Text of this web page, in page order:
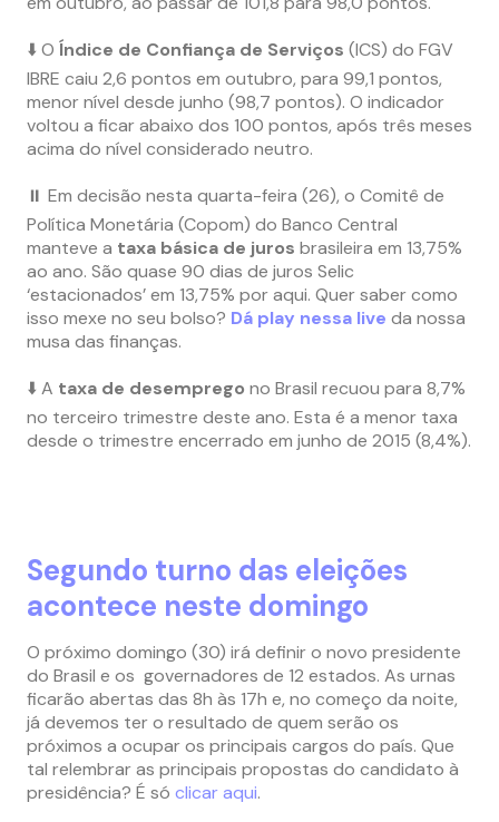
⬇️ O Índice de Confiança de Serviços (ICS) do FGV
IBRE caiu 2,6 pontos em outubro, para 99,1 pontos,
menor nível desde junho (98,7 pontos). O indicador
voltou a ficar abaixo dos 100 pontos, após três meses
acima do nível considerado neutro.
⏸ Em decisão nesta quarta-feira (26), o Comitê de
Política Monetária (Copom) do Banco Central
manteve a taxa básica de juros brasileira em 13,75%
ao ano. São quase 90 dias de juros Selic
‘estacionados’ em 13,75% por aqui. Quer saber como
isso mexe no seu bolso? Dá play nessa live da nossa
musa das finanças.
⬇️ A taxa de desemprego no Brasil recuou para 8,7%
no terceiro trimestre deste ano. Esta é a menor taxa
desde o trimestre encerrado em junho de 2015 (8,4%).
Segundo turno das eleições
acontece neste domingo
O próximo domingo (30) irá definir o novo presidente
do Brasil e os governadores de 12 estados. As urnas
ficarão abertas das 8h às 17h e, no começo da noite,
já devemos ter o resultado de quem serão os
próximos a ocupar os principais cargos do país. Que
tal relembrar as principais propostas do candidato à
presidência? É só clicar aqui.